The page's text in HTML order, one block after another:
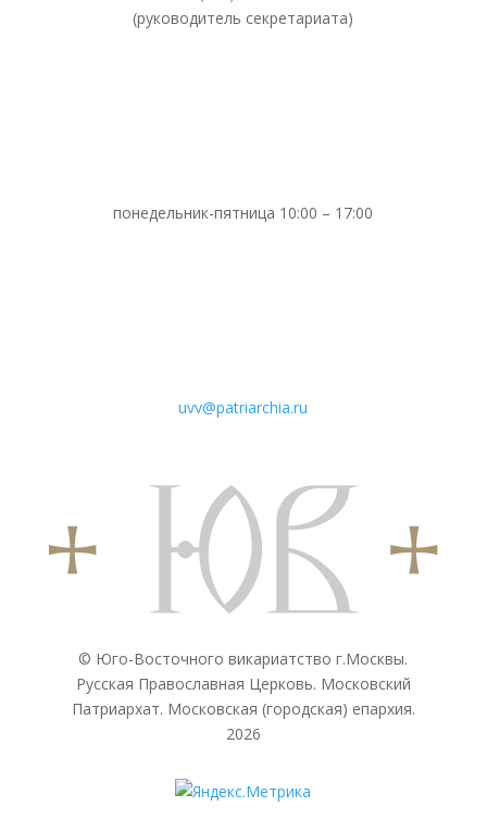
(руководитель секретариата)
понедельник-пятница 10:00 – 17:00
uvv@patriarchia.ru
© Юго-Восточного викариатствo г.Москвы.
Русская Православная Церковь. Московский
Патриархат. Московская (городская) епархия.
2026